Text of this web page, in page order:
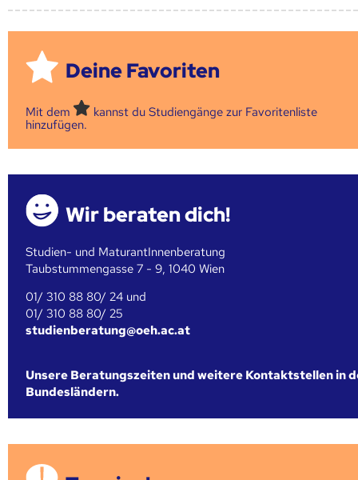
Deine Favoriten
Mit dem
kannst du Studiengänge zur Favoritenliste
hinzufügen.
Wir beraten dich!
Studien- und MaturantInnenberatung
Taubstummengasse 7 - 9, 1040 Wien
01/ 310 88 80/ 24 und
01/ 310 88 80/ 25
studienberatung@oeh.ac.at
Unsere Beratungszeiten und weitere Kontaktstellen in
Bundesländern.